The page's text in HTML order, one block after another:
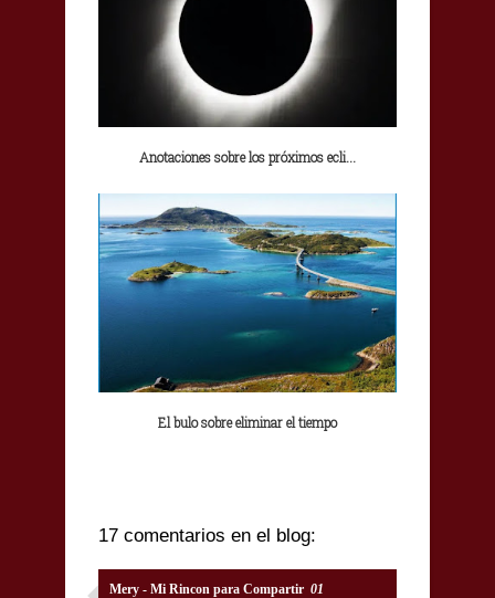
Anotaciones sobre los próximos ecli...
El bulo sobre eliminar el tiempo
17 comentarios en el blog:
Mery - Mi Rincon para Compartir 01